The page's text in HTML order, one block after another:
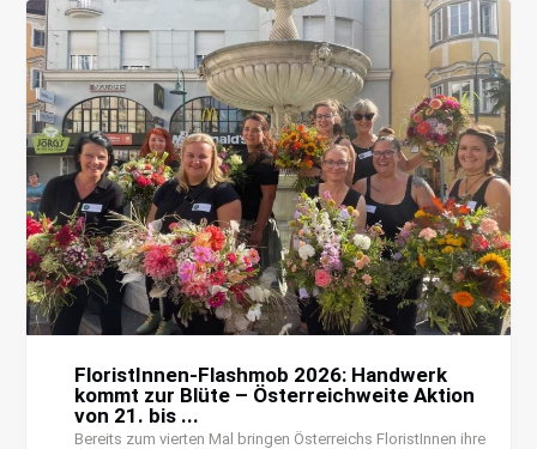
FloristInnen-Flashmob 2026: Handwerk
kommt zur Blüte – Österreichweite Aktion
von 21. bis ...
Bereits zum vierten Mal bringen Österreichs FloristInnen ihre